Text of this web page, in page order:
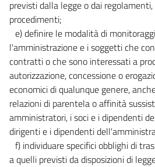
previsti dalla legge o dai
procedimenti;
e) definire le modalità di
l'amministrazione e i soggetti che
contratti o che sono interessati a
autorizzazione, concessione o
economici di qualunque genere,
relazioni di parentela o affinità
amministratori, i soci e i dipendenti
dirigenti e i dipendenti
f) individuare specifici obblighi di
a quelli previsti da disposizioni di